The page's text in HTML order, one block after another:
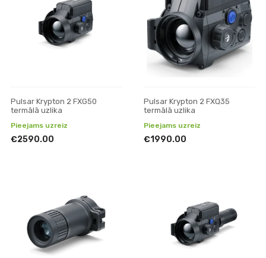
Pulsar Krypton 2 FXG50
termālā uzlika
Pieejams uzreiz
€2590.00
Pulsar Krypton 2 FXQ35
termālā uzlika
Pieejams uzreiz
€1990.00